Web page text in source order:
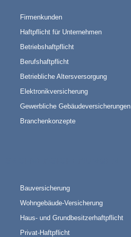
Firmenkunden
Haftpflicht für Unternehmen
Betriebshaftpflicht
Berufshaftpflicht
Betriebliche Altersversorgung
Elektronikversicherung
Gewerbliche Gebäudeversicherungen
Branchenkonzepte
Bauversicherung
Wohngebäude-Versicherung
Haus- und Grundbesitzerhaftpflicht
Privat-Haftpflicht